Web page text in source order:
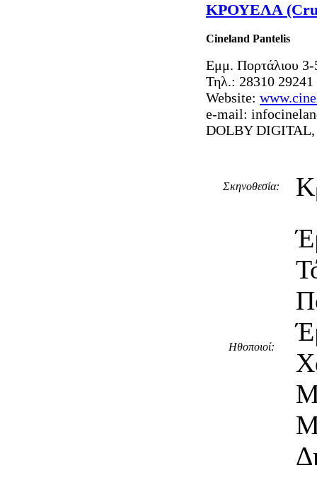
ΚΡΟΥΕΛΑ
Cineland Pantelis
Εμμ. Πορτάλιου
Τηλ.: 28310 29241
Website:
e-mail:
DOLBY DIGITAL,
Σκηνοθεσία:
Ηθοποιοί: